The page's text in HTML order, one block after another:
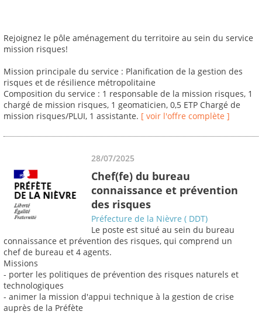
Rejoignez le pôle aménagement du territoire au sein du service
mission risques!
Mission principale du service : Planification de la gestion des
risques et de résilience métropolitaine
Composition du service : 1 responsable de la mission risques, 1
chargé de mission risques, 1 geomaticien, 0,5 ETP Chargé de
mission risques/PLUI, 1 assistante. [ voir l'offre complète ]
28/07/2025
Chef(fe) du bureau
connaissance et prévention
des risques
Préfecture de la Nièvre ( DDT)
Le poste est situé au sein du bureau
connaissance et prévention des risques, qui comprend un
chef de bureau et 4 agents.
Missions
- porter les politiques de prévention des risques naturels et
technologiques
- animer la mission d'appui technique à la gestion de crise
auprès de la Préfète